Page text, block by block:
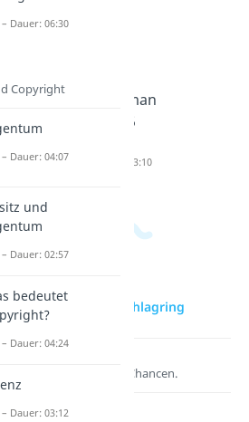
jugendlic
h?
darf man
mit 15
Dauer: 03:10
zur Videoseite: Schlagring
Entdecke hier deine Chancen.
Dauer: 06:30
Copyright
Dauer: 04:07
und
Dauer: 02:57
bedeutet
Dauer: 04:24
Dauer: 03:12